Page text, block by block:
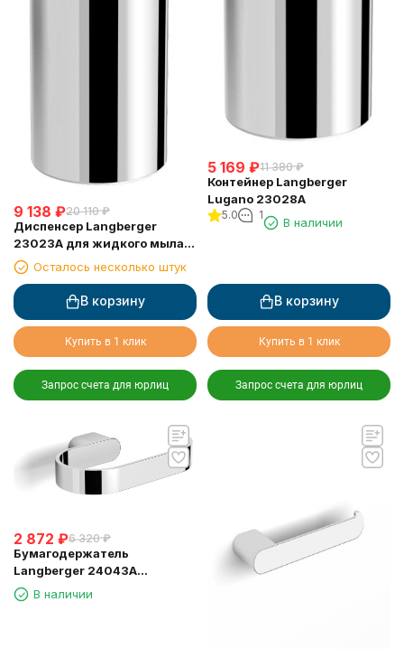
9 138 ₽20 110 ₽
Диспенсер Langberger
23023A для жидкого мыла
стеклянный настольный
круглый
Осталось несколько штук
В корзину
Купить в 1 клик
Запрос счета для юрлиц
5 169 ₽11 380 ₽
Контейнер Langberger
Lugano 23028A
5.0 1
В наличии
В корзину
Купить в 1 клик
Запрос счета для юрлиц
2 872 ₽6 320 ₽
Бумагодержатель
Langberger 24043A
туалетной бумаги без
крышки квадратный
В наличии